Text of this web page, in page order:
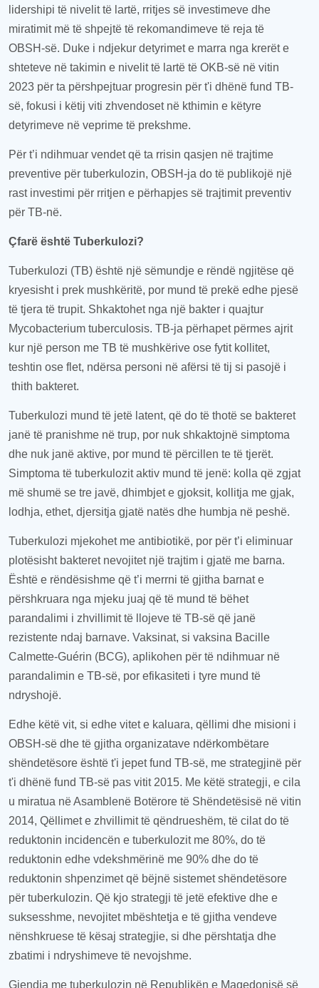
lidershipi të nivelit të lartë, rritjes së investimeve dhe
miratimit më të shpejtë të rekomandimeve të reja të
OBSH-së. Duke i ndjekur detyrimet e marra nga krerët e
shteteve në takimin e nivelit të lartë të OKB-së në vitin
2023 për ta përshpejtuar progresin për t'i dhënë fund TB-
së, fokusi i këtij viti zhvendoset në kthimin e këtyre
detyrimeve në veprime të prekshme.
Për t’i ndihmuar vendet që ta rrisin qasjen në trajtime
preventive ​​për tuberkulozin, OBSH-ja do të publikojë një
rast investimi për rritjen e përhapjes së trajtimit preventiv ​​
për TB-në.
Çfarë është Tuberkulozi?
Tuberkulozi (TB) është një sëmundje e rëndë ngjitëse që
kryesisht i prek mushkëritë, por mund të prekë edhe pjesë
të tjera të trupit. Shkaktohet nga një bakter i quajtur
Mycobacterium tuberculosis. TB-ja përhapet përmes ajrit
kur një person me TB të mushkërive ose fytit kollitet,
teshtin ose flet, ndërsa personi në afërsi të tij si pasojë i
thith bakteret.
Tuberkulozi mund të jetë latent, që do të thotë se bakteret
janë të pranishme në trup, por nuk shkaktojnë simptoma
dhe nuk janë aktive, por mund të përcillen te të tjerët.
Simptoma të tuberkulozit aktiv mund të jenë: kolla që zgjat
më shumë se tre javë, dhimbjet e gjoksit, kollitja me gjak,
lodhja, ethet, djersitja gjatë natës dhe humbja në peshë.
Tuberkulozi mjekohet me antibiotikë, por për t’i eliminuar
plotësisht bakteret nevojitet një trajtim i gjatë me barna.
Është e rëndësishme që t’i merrni të gjitha barnat e
përshkruara nga mjeku juaj që të mund të bëhet
parandalimi i zhvillimit të llojeve të TB-së që janë
rezistente ndaj barnave. Vaksinat, si vaksina Bacille
Calmette-Guérin (BCG), aplikohen për të ndihmuar në
parandalimin e TB-së, por efikasiteti i tyre mund të
ndryshojë.
Edhe këtë vit, si edhe vitet e kaluara, qëllimi dhe misioni i
OBSH-së dhe të gjitha organizatave ndërkombëtare
shëndetësore është t'i jepet fund TB-së, me strategjinë për
t'i dhënë fund TB-së pas vitit 2015. Me këtë strategji, e cila
u miratua në Asamblenë Botërore të Shëndetësisë në vitin
2014, Qëllimet e zhvillimit të qëndrueshëm, të cilat do të
reduktonin incidencën e tuberkulozit me 80%, do të
reduktonin edhe vdekshmërinë me 90% dhe do të
reduktonin shpenzimet që bëjnë sistemet shëndetësore
për tuberkulozin. Që kjo strategji të jetë efektive dhe e
suksesshme, nevojitet mbështetja e të gjitha vendeve
nënshkruese të kësaj strategjie, si dhe përshtatja dhe
zbatimi i ndryshimeve të nevojshme.
Gjendja me tuberkulozin në Republikën e Maqedonisë së